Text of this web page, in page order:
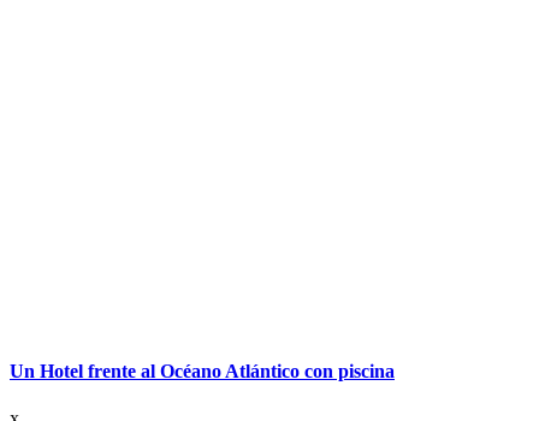
Un Hotel frente al Océano Atlántico con piscina